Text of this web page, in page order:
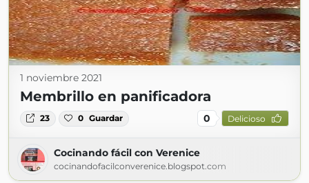
1 noviembre 2021
Membrillo en panificadora
23 0 Guardar 0 Delicioso
Cocinando fácil con Verenice
cocinandofacilconverenice.blogspot.com